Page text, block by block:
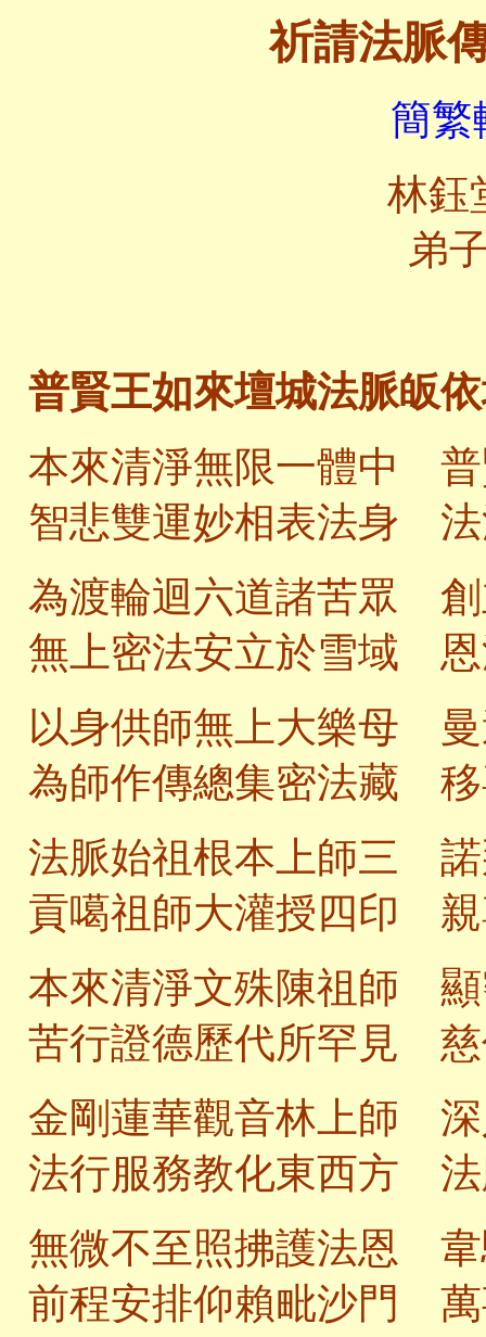
祈請法脈
簡繁
林鈺
弟
普賢王如來壇城法脈皈
本來清淨無限一體中 普
智悲雙運妙相表法身 法
為渡輪迴六道諸苦眾 創
無上密法安立於雪域 恩
以身供師無上大樂母
為師作傳總集密法藏 移
法脈始祖根本上師三 諾
貢噶祖師大灌授四印 親
本來清淨文殊陳祖師 顯
苦行證德歷代所罕見 慈
金剛蓮華觀音林上師 深
法行服務教化東西方 法
無微不至照拂護法恩 韋
前程安排仰賴毗沙門 萬